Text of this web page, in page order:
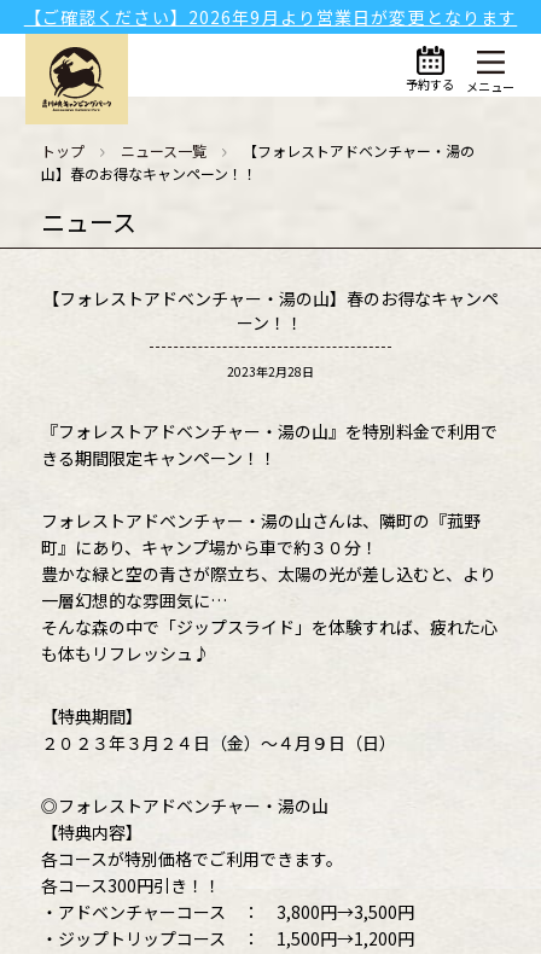
【ご確認ください】2026年9月より営業日が変更となります
予約する メニュー
トップ ニュース一覧
【フォレストアドベンチャー・湯の
山】春のお得なキャンペーン！！
ニュース
【フォレストアドベンチャー・湯の山】春のお得なキャンペ
ーン！！
2023年2月28日
『フォレストアドベンチャー・湯の山』を特別料金で利用で
きる期間限定キャンペーン！！
フォレストアドベンチャー・湯の山さんは、隣町の『菰野
町』にあり、キャンプ場から車で約３０分！
豊かな緑と空の青さが際立ち、太陽の光が差し込むと、より
一層幻想的な雰囲気に…
そんな森の中で「ジップスライド」を体験すれば、疲れた心
も体もリフレッシュ♪
【特典期間】
２０２３年３月２４日（金）～４月９日（日）
◎フォレストアドベンチャー・湯の山
【特典内容】
各コースが特別価格でご利用できます。
各コース300円引き！！
・アドベンチャーコース ： 3,800円→3,500円
・ジップトリップコース ： 1,500円→1,200円